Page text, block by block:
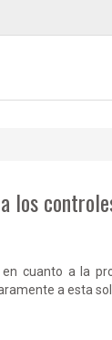
los
cuanto a la
a esta